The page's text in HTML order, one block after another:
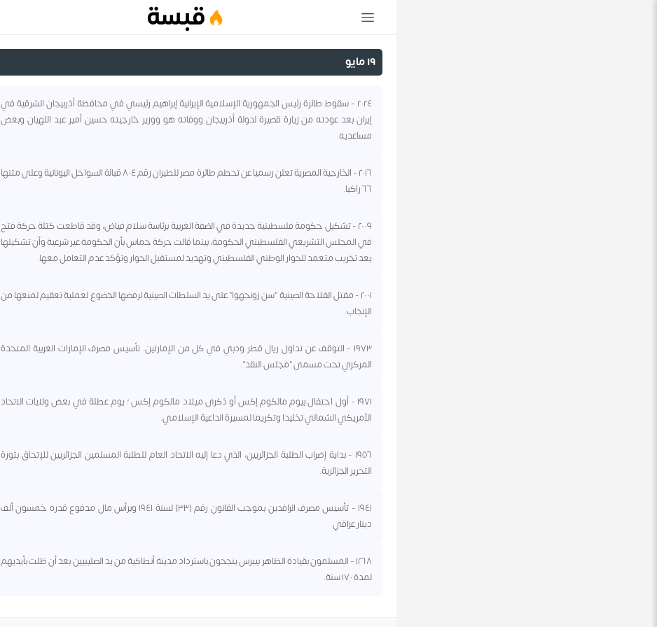
قبسة
١٩ مايو
٢٠٢٤ - سقوط طائرة رئيس الجمهورية الإسلامية الإيرانية إبراهيم رئيسي في محافظة أذربيجان الشرقية في
إيران بعد عودته من زيارة قصيرة لدولة أذربيجان ووفاته هو ووزير خارجيته حسين أمير عبد اللهيان وبعض
مساعديه.
٢٠١٦ - الخارجية المصرية تعلن رسميا عن تحطم طائرة مصر للطيران رقم ٨٠٤ قبالة السواحل اليونانية وعلى متنها
٦٦ راكبا.
٢٠٠٩ - تشكيل حكومة فلسطينية جديدة في الضفة الغربية برئاسة سلام فياض، وقد قاطعت كتلة حركة فتح
في المجلس التشريعي الفلسطيني الحكومة، بينما قالت حركة حماس بأن الحكومة غير شرعية وأن تشكيلها
يعد تخريب متعمد للحوار الوطني الفلسطيني وتهديد لمستقبل الحوار وتؤكد عدم التعامل معها.
٢٠٠١ - مقتل الفلاحة الصينية "سن زونجهوا" على يد السلطات الصينية لرفضها الخضوع لعملية تعقيم لمنعها من
الإنجاب.
١٩٧٣ - التوقف عن تداول ريال قطر ودبي في كل من الإمارتين. تأسيس مصرف الإمارات العربية المتحدة
المركزي تحت مسمى "مجلس النقد".
١٩٧١ - أول احتفال بيوم مالكوم إكس أو ذكرى ميلاد مالكوم إكس ؛ يوم عطلة في بعض ولايات الاتحاد
الأمريكي الشمالي تخليدا وتكريما لمسيرة الداعية الإسلامي.
١٩٥٦ - بداية إضراب الطلبة الجزائريين، الذي دعا إليه الاتحاد العام للطلبة المسلمين الجزائريين للإتحاق بثورة
التحرير الجزائرية.
١٩٤١ - تأسيس مصرف الرافدين بموجب القانون رقم (٣٣) لسنة ١٩٤١ وبرأس مال مدفوع قدره خمسون ألف
دينار عراقي
١٢٦٨ - المسلمون بقيادة الظاهر بيبرس ينجحون باسترداد مدينة أنطاكية من يد الصليبيين بعد أن ظلت بأيديهم
لمدة ١٧٠ سنة.